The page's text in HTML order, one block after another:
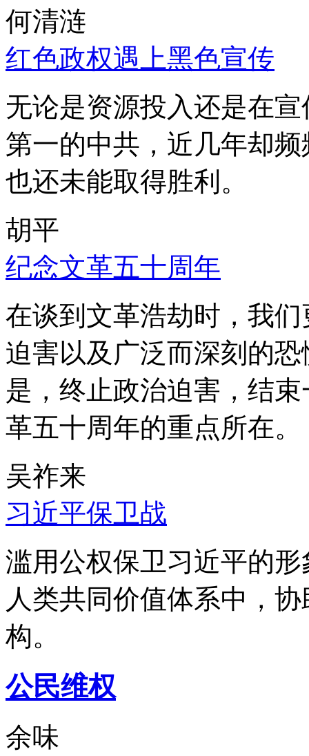
何清涟
红色政权遇上黑色宣传
无论是资源投入还是在
第一的中共，近几年却
也还未能取得胜利。
胡平
纪念文革五十周年
在谈到文革浩劫时，我
迫害以及广泛而深刻的
是，终止政治迫害，结
革五十周年的重点所在。
吴祚来
习近平保卫战
滥用公权保卫习近平的
人类共同价值体系中，
构。
公民维权
余味